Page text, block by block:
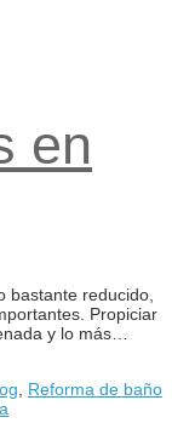
en
bastante reducido,
Propiciar
y lo más…
, Reforma de baño